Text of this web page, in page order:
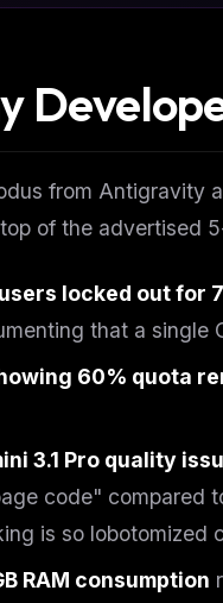
from Antigravity
of the advertised
locked out for
that a single
60% quota
3.1 Pro quality
code" compared
is so lobotomized
RAM consumption